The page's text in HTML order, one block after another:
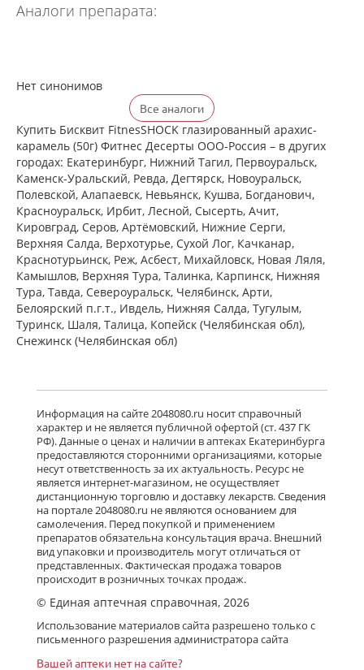
Аналоги препарата:
Нет синонимов
Все аналоги
Купить Бисквит FitnesSHOCK глазированный арахис-
карамель (50г) Фитнес Десерты ООО-Россия – в других
городах: Екатеринбург, Нижний Тагил, Первоуральск,
Каменск-Уральский, Ревда, Дегтярск, Новоуральск,
Полевской, Алапаевск, Невьянск, Кушва, Богданович,
Красноуральск, Ирбит, Лесной, Сысерть, Ачит,
Кировград, Серов, Артёмовский, Нижние Cерги,
Верхняя Салда, Верхотурье, Сухой Лог, Качканар,
Краснотурьинск, Реж, Асбест, Михайловск, Новая Ляля,
Камышлов, Верхняя Тура, Талинка, Карпинск, Нижняя
Тура, Тавда, Североуральск, Челябинск, Арти,
Белоярский п.г.т., Ивдель, Нижняя Салда, Тугулым,
Туринск, Шаля, Талица, Копейск (Челябинская обл),
Снежинск (Челябинская обл)
Информация на сайте 2048080.ru носит справочный
характер и не является публичной офертой (ст. 437 ГК
РФ). Данные о ценах и наличии в аптеках Екатеринбурга
предоставляются сторонними организациями, которые
несут ответственность за их актуальность. Ресурс не
является интернет-магазином, не осуществляет
дистанционную торговлю и доставку лекарств. Сведения
на портале 2048080.ru не являются основанием для
самолечения. Перед покупкой и применением
препаратов обязательна консультация врача. Внешний
вид упаковки и производитель могут отличаться от
представленных. Фактическая продажа товаров
происходит в розничных точках продаж.
© Единая аптечная справочная, 2026
Использование материалов сайта разрешено только с
письменного разрешения администратора сайта
Вашей аптеки нет на сайте?